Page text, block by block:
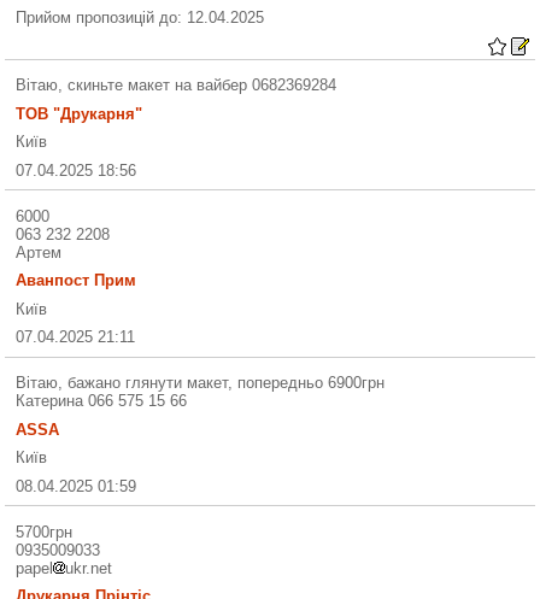
Прийом пропозицій до: 12.04.2025
Вітаю, скиньте макет на вайбер 0682369284
ТОВ "Друкарня"
Київ
07.04.2025 18:56
6000
063 232 2208
Артем
Аванпост Прим
Київ
07.04.2025 21:11
Вітаю, бажано глянути макет, попередньо 6900грн
Катерина 066 575 15 66
ASSA
Київ
08.04.2025 01:59
5700грн
0935009033
papel
ukr.net